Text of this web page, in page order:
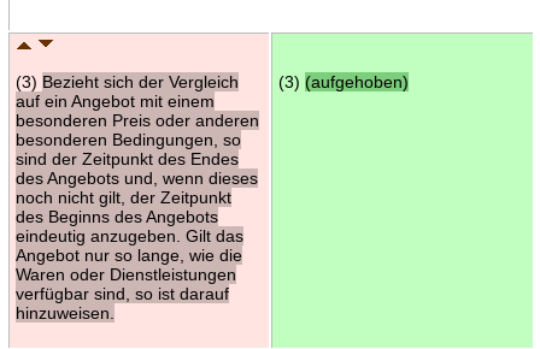
(3) Bezieht sich der Vergleich
auf ein Angebot mit einem
besonderen Preis oder anderen
besonderen Bedingungen, so
sind der Zeitpunkt des Endes
des Angebots und, wenn dieses
noch nicht gilt, der Zeitpunkt
des Beginns des Angebots
eindeutig anzugeben. Gilt das
Angebot nur so lange, wie die
Waren oder Dienstleistungen
verfügbar sind, so ist darauf
hinzuweisen.
(3) (aufgehoben)